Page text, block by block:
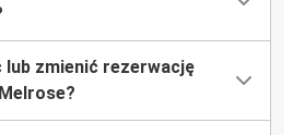
lub zmienić rezerwację